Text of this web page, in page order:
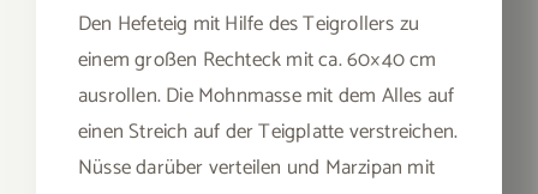
Den Hefeteig mit Hilfe des Teigrollers zu
einem großen Rechteck mit ca. 60×40 cm
ausrollen. Die Mohnmasse mit dem Alles auf
einen Streich auf der Teigplatte verstreichen.
Nüsse darüber verteilen und Marzipan mit